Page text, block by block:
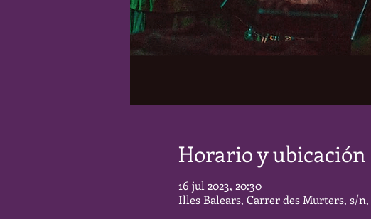
Horario y ubicación
16 jul 2023, 20:30
Illes Balears, Carrer des Murters, s/